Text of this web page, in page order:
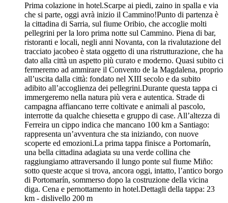
Prima colazione in hotel.Scarpe ai piedi, zaino in spalla e via
che si parte, oggi avrà inizio il Cammino!Punto di partenza è
la cittadina di Sarria, sul fiume Oribio, che accoglie molti
pellegrini per la loro prima notte sul Cammino. Piena di bar,
ristoranti e locali, negli anni Novanta, con la rivalutazione del
tracciato jacobeo è stata oggetto di una ristrutturazione, che ha
dato alla città un aspetto più curato e moderno. Quasi subito ci
fermeremo ad ammirare il Convento de la Magdalena, proprio
all’uscita dalla città: fondato nel XIII secolo e da subito
adibito all’accoglienza dei pellegrini.Durante questa tappa ci
immergeremo nella natura più vera e autentica. Strade di
campagna affiancano terre coltivate e animali al pascolo,
interrotte da qualche chiesetta e gruppo di case. All’altezza di
Ferreira un cippo indica che mancano 100 km a Santiago:
rappresenta un’avventura che sta iniziando, con nuove
scoperte ed emozioni.La prima tappa finisce a Portomarín,
una bella cittadina adagiata su una verde collina che
raggiungiamo attraversando il lungo ponte sul fiume Miño:
sotto queste acque si trova, ancora oggi, intatto, l’antico borgo
di Portomarín, sommerso dopo la costruzione della vicina
diga. Cena e pernottamento in hotel.Dettagli della tappa: 23
km - dislivello 200 m